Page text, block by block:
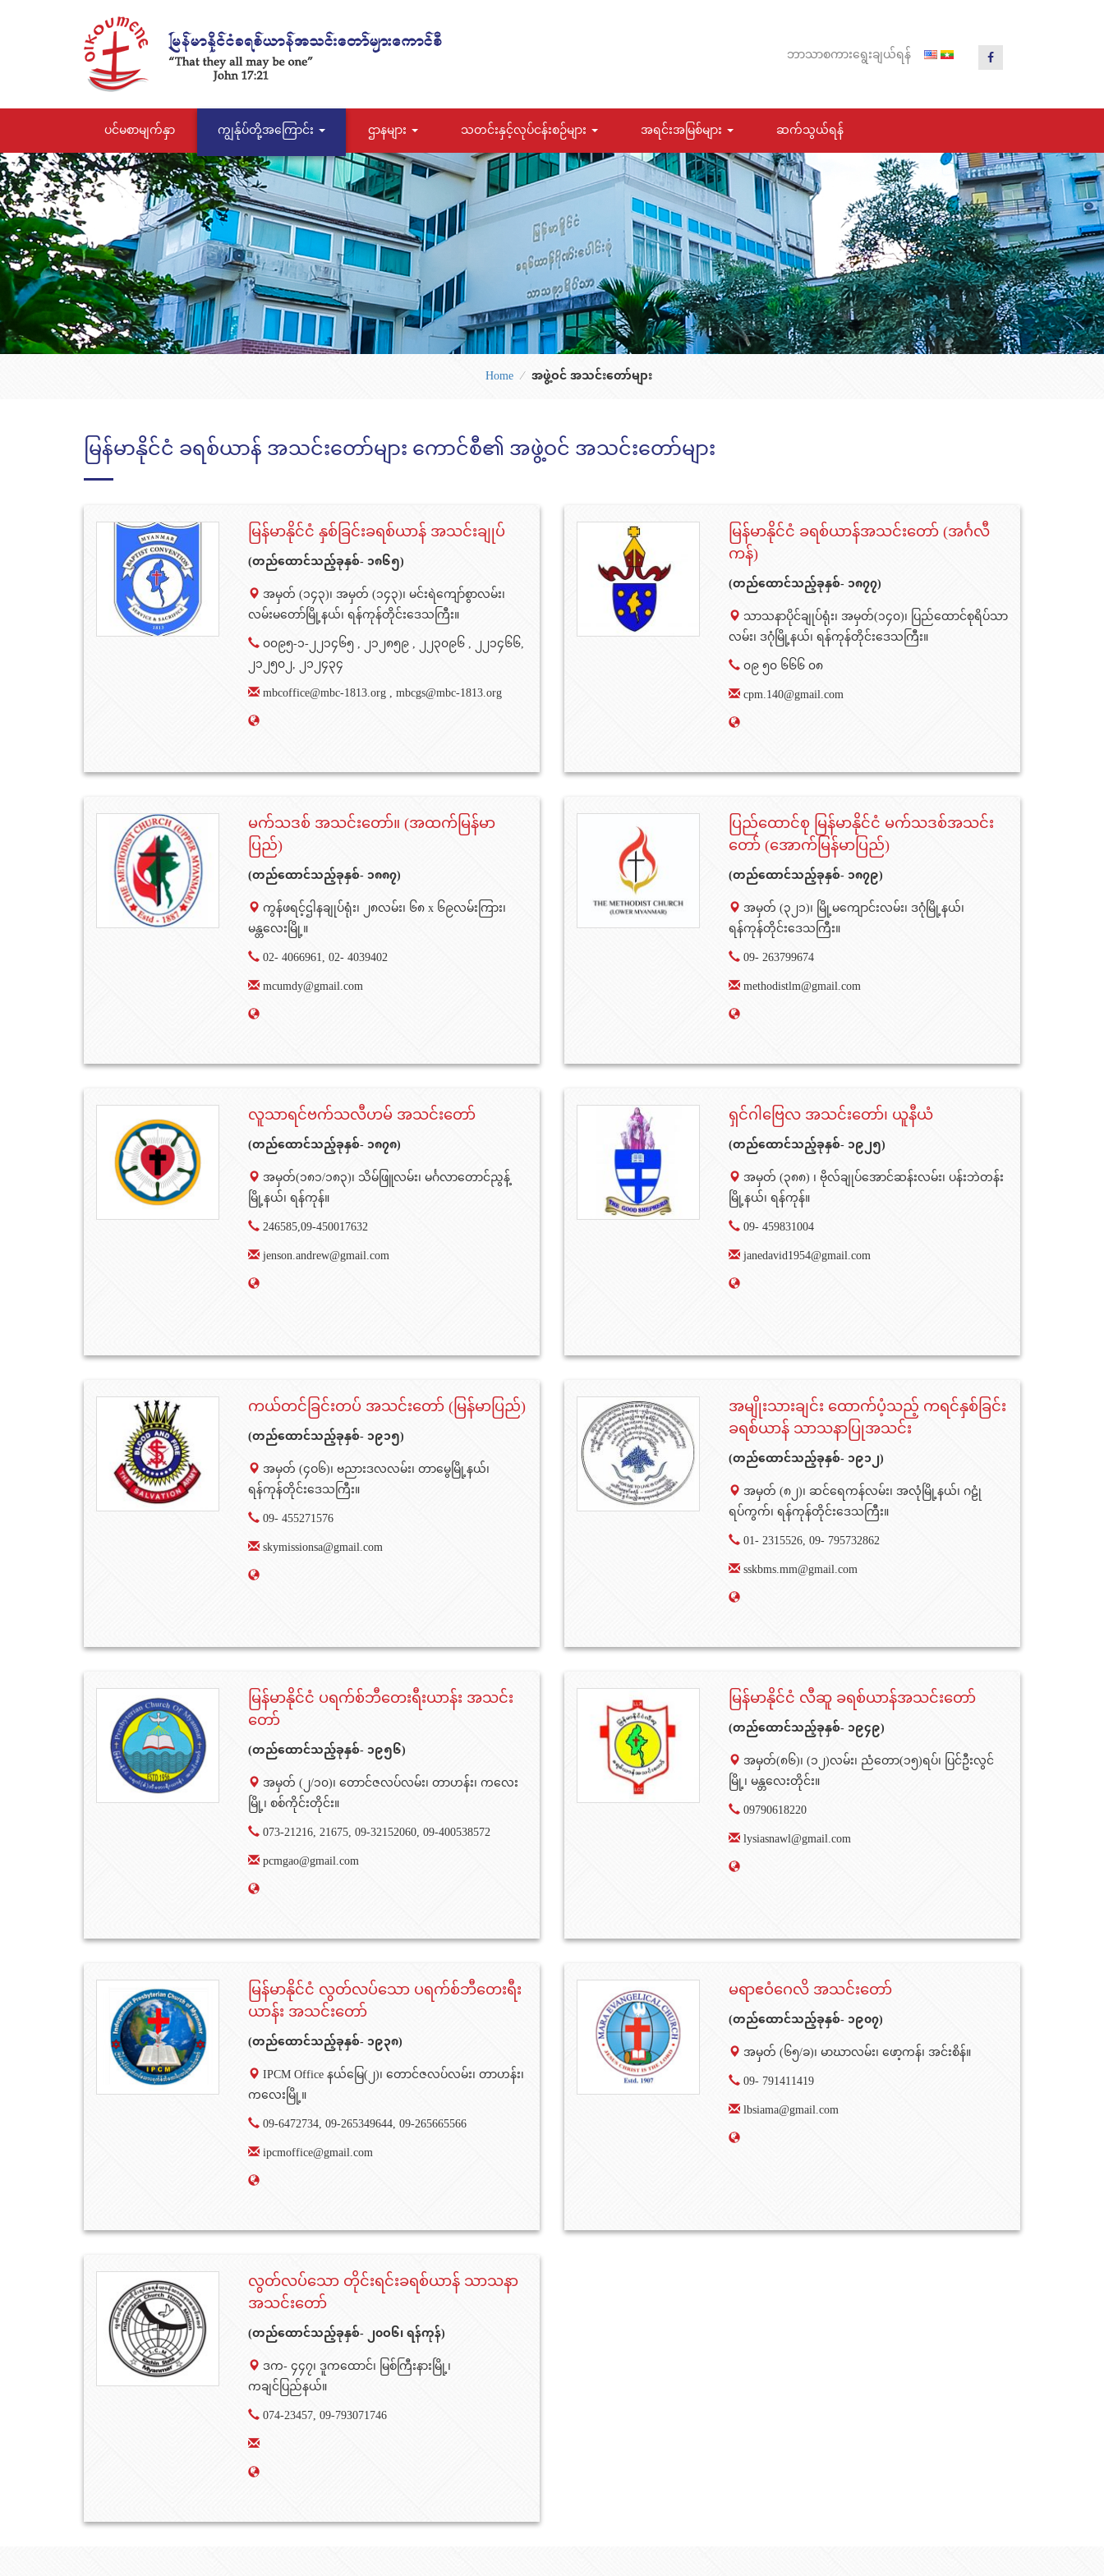
ဘာသာစကားရွေးချယ်ရန်
ပင်မစာမျက်နှာ ကျွန်ုပ်တို့အကြောင်း ဌာနများ သတင်းနှင့်လုပ်ငန်းစဉ်များ အရင်းအမြစ်များ ဆက်သွယ်ရန်
Home ⁄ အဖွဲ့ဝင် အသင်းတော်များ
မြန်မာနိုင်ငံ ခရစ်ယာန် အသင်းတော်များ ကောင်စီ၏ အဖွဲ့ဝင် အသင်းတော်များ
မြန်မာနိုင်ငံ နှစ်ခြင်းခရစ်ယာန် အသင်းချုပ်
(တည်ထောင်သည့်ခုနှစ်- ၁၈၆၅)
အမှတ် (၁၄၃)၊ အမှတ် (၁၄၃)၊ မင်းရဲကျော်စွာလမ်း၊
လမ်းမတော်မြို့နယ်၊ ရန်ကုန်တိုင်းဒေသကြီး။
၀၀၉၅-၁-၂၂၁၄၆၅ , ၂၁၂၈၅၉ , ၂၂၃၀၉၆ , ၂၂၁၄၆၆,
၂၁၂၅၀၂, ၂၁၂၄၃၄
mbcoffice@mbc-1813.org,mbcgs@mbc-1813.org
မြန်မာနိုင်ငံ ခရစ်ယာန်အသင်းတော် (အင်္ဂလီ
ကန်)
(တည်ထောင်သည့်ခုနှစ်- ၁၈၇၇)
သာသနာပိုင်ချုပ်ရုံး၊ အမှတ်(၁၄၀)၊ ပြည်ထောင်စုရိပ်သာ
လမ်း၊ ဒဂုံမြို့နယ်၊ ရန်ကုန်တိုင်းဒေသကြီး။
၀၉ ၅၀ ၆၆၆ ၀၈
cpm.140@gmail.com
မက်သဒစ် အသင်းတော်။ (အထက်မြန်မာ
ပြည်)
(တည်ထောင်သည့်ခုနှစ်- ၁၈၈၇)
ကွန်ဖရင့်ဌါနချုပ်ရုံး၊ ၂၈လမ်း၊ ၆၈ x ၆၉လမ်းကြား၊
မန္တလေးမြို့။
02- 4066961, 02- 4039402
mcumdy@gmail.com
ပြည်ထောင်စု မြန်မာနိုင်ငံ မက်သဒစ်အသင်း
တော် (အောက်မြန်မာပြည်)
(တည်ထောင်သည့်ခုနှစ်- ၁၈၇၉)
အမှတ် (၃၂၁)၊ မြို့မကျောင်းလမ်း၊ ဒဂုံမြို့နယ်၊
ရန်ကုန်တိုင်းဒေသကြီး။
09- 263799674
methodistlm@gmail.com
လူသာရင်ဗက်သလီဟမ် အသင်းတော်
(တည်ထောင်သည့်ခုနှစ်- ၁၈၇၈)
အမှတ်(၁၈၁/၁၈၃)၊ သိမ်ဖြူလမ်း၊ မင်္ဂလာတောင်ညွန့်
မြို့နယ်၊ ရန်ကုန်။
246585,09-450017632
jenson.andrew@gmail.com
ရှင်ဂါဗြေလ အသင်းတော်၊ ယူနီယံ
(တည်ထောင်သည့်ခုနှစ်- ၁၉၂၅)
အမှတ် (၃၈၈) ၊ ဗိုလ်ချုပ်အောင်ဆန်းလမ်း၊ ပန်းဘဲတန်း
မြို့နယ်၊ ရန်ကုန်။
09- 459831004
janedavid1954@gmail.com
ကယ်တင်ခြင်းတပ် အသင်းတော် (မြန်မာပြည်)
(တည်ထောင်သည့်ခုနှစ်- ၁၉၁၅)
အမှတ် (၄ဝ၆)၊ ဗညားဒလလမ်း၊ တာမွေမြို့နယ်၊
ရန်ကုန်တိုင်းဒေသကြီး။
09- 455271576
skymissionsa@gmail.com
အမျိုးသားချင်း ထောက်ပံ့သည့် ကရင်နှစ်ခြင်း
ခရစ်ယာန် သာသနာပြုအသင်း
(တည်ထောင်သည့်ခုနှစ်- ၁၉၁၂)
အမှတ် (၈၂)၊ ဆင်ရေကန်လမ်း၊ အလုံမြို့နယ်၊ ဂဠုံ
ရပ်ကွက်၊ ရန်ကုန်တိုင်းဒေသကြီး။
01- 2315526, 09- 795732862
sskbms.mm@gmail.com
မြန်မာနိုင်ငံ ပရက်စ်ဘီတေးရီးယာန်း အသင်း
တော်
(တည်ထောင်သည့်ခုနှစ်- ၁၉၅၆)
အမှတ် (၂/၁၀)၊ တောင်ဇလပ်လမ်း၊ တာဟန်း၊ ကလေး
မြို့၊ စစ်ကိုင်းတိုင်း။
073-21216, 21675, 09-32152060, 09-400538572
pcmgao@gmail.com
မြန်မာနိုင်ငံ လီဆူ ခရစ်ယာန်အသင်းတော်
(တည်ထောင်သည့်ခုနှစ်- ၁၉၄၉)
အမှတ်(၈၆)၊ (၁၂)လမ်း၊ ညံတော(၁၅)ရပ်၊ ပြင်ဦးလွင်
မြို့၊ မန္တလေးတိုင်း။
09790618220
lysiasnawl@gmail.com
မြန်မာနိုင်ငံ လွတ်လပ်သော ပရက်စ်ဘီတေးရီး
ယာန်း အသင်းတော်
(တည်ထောင်သည့်ခုနှစ်- ၁၉၃၈)
IPCM Office နယ်မြေ(၂)၊ တောင်ဇလပ်လမ်း၊ တာဟန်း၊
ကလေးမြို့။
09-6472734, 09-265349644, 09-265665566
ipcmoffice@gmail.com
မရာဧဝံဂေလိ အသင်းတော်
(တည်ထောင်သည့်ခုနှစ်- ၁၉၀၇)
အမှတ် (၆၅/ခ)၊ မာဃာလမ်း၊ ဖော့ကန်၊ အင်းစိန်။
09- 791411419
lbsiama@gmail.com
လွတ်လပ်သော တိုင်းရင်းခရစ်ယာန် သာသနာ
အသင်းတော်
(တည်ထောင်သည့်ခုနှစ်- ၂၀ဝ၆၊ ရန်ကုန်)
ဒက- ၄၄၇၊ ဒူကထောင်၊ မြစ်ကြီးနားမြို့၊
ကချင်ပြည်နယ်။
074-23457, 09-793071746